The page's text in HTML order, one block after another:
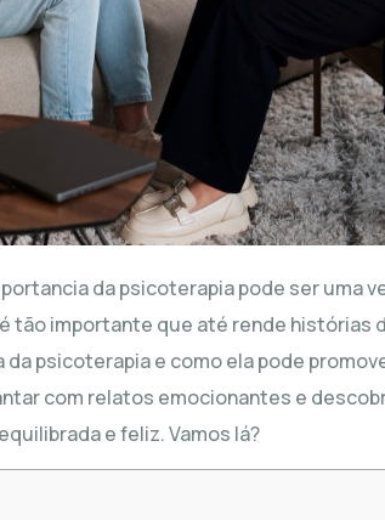
da psicoterapia pode ser uma
tão importante que até rende histórias
psicoterapia e como ela pode
com relatos emocionantes e
e feliz. Vamos lá?